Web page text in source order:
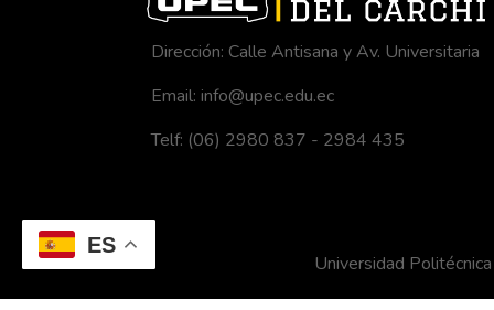
ES
Dirección: Calle Antisana y Av. Universitaria
Email: info@upec.edu.ec
Telf: (06) 2980 837 - 2984 435
Universidad